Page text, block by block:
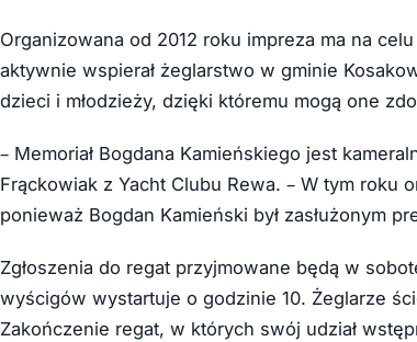
Organizowana od 2012 roku impreza ma na
aktywnie wspierał żeglarstwo w gminie
dzieci i młodzieży, dzięki któremu mogą one
– Memoriał Bogdana Kamieńskiego jest
Frąckowiak z Yacht Clubu Rewa. – W tym roku
ponieważ Bogdan Kamieński był zasłużonym
Zgłoszenia do regat przyjmowane będą w
wyścigów wystartuje o godzinie 10. Żeglarze
Zakończenie regat, w których swój udział